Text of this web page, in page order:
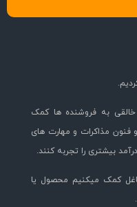
به فروشنده ها کمک
و فنون مذاکرات و مهارت های
بیشتری را تجربه کنند.
کمک میکنیم محصول یا